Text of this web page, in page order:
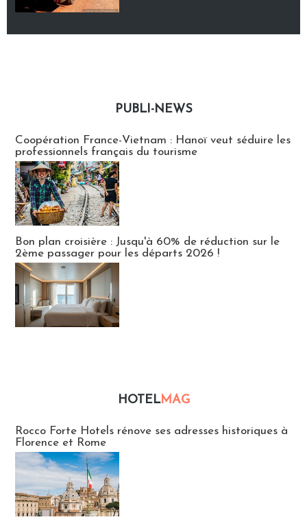
PUBLI-NEWS
Coopération France-Vietnam : Hanoï veut séduire les
professionnels français du tourisme
Bon plan croisière : Jusqu'à 60% de réduction sur le
2ème passager pour les départs 2026 !
HOTELMAG
Rocco Forte Hotels rénove ses adresses historiques à
Florence et Rome